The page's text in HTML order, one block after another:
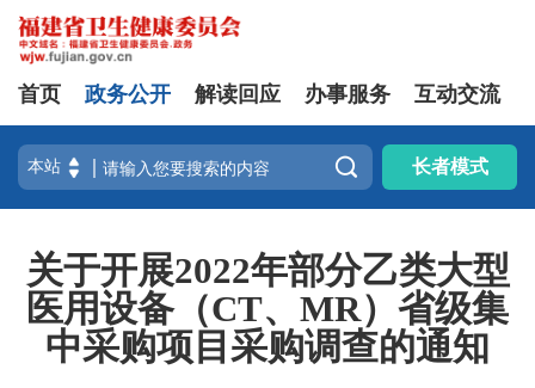
首页 政务公开 解读回应 办事服务 互动交流
 长者模式
关于开展2022年部分乙类大型
医用设备（CT、MR）省级集
中采购项目采购调查的通知